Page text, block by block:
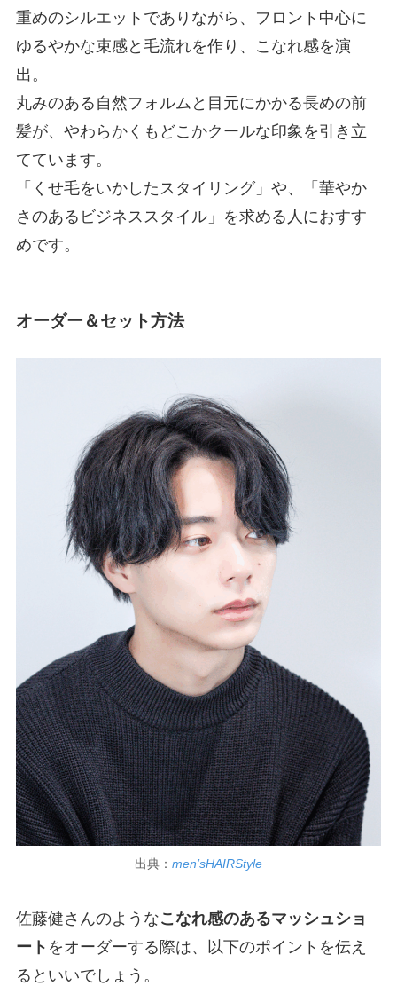
重めのシルエットでありながら、フロント中心に
ゆるやかな束感と毛流れを作り、こなれ感を演
出。
丸みのある自然フォルムと目元にかかる長めの前
髪が、やわらかくもどこかクールな印象を引き立
てています。
「くせ毛をいかしたスタイリング」や、「華やか
さのあるビジネススタイル」を求める人におすす
めです。
オーダー＆セット方法
出典： men’sHAIRStyle
佐藤健さんのようなこなれ感のあるマッシュショ
ート をオーダーする際は、以下のポイントを伝え
るといいでしょう。